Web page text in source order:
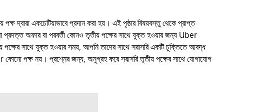
দ্বারা একচেটিয়াভাবে প্রদান করা হয়। এই পৃষ্ঠার বিষয়বস্তু থেকে প্রাপ্ত
প্রদত্ত অফার বা পরবর্তী কোনও তৃতীয় পক্ষের সাথে যুক্ত হওয়ার জন্য Uber
সাথে যুক্ত হওয়ার সময়, আপনি তাদের সাথে সরাসরি একটি চুক্তিতে আবদ্ধ
পক্ষ নয়। প্রশ্নের জন্য, অনুগ্রহ করে সরাসরি তৃতীয় পক্ষের সাথে যোগাযোগ